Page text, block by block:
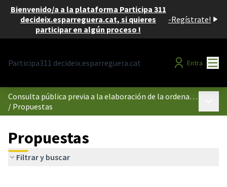
Bienvenido/a a la plataforma Participa 311
decideix.esparreguera.cat, si quieres
participar en algún proceso !
-Regístrate!
Participa311 decideix.esparreguera.cat Entra
Consulta pública previa a la elaboración de la ordenanza reguladora del uso de los espacios públicos comprendidos dentro del perímetro de la Illa de Vianants d'Esparreguera.
/ Propuestas
Propuestas
Filtrar y buscar